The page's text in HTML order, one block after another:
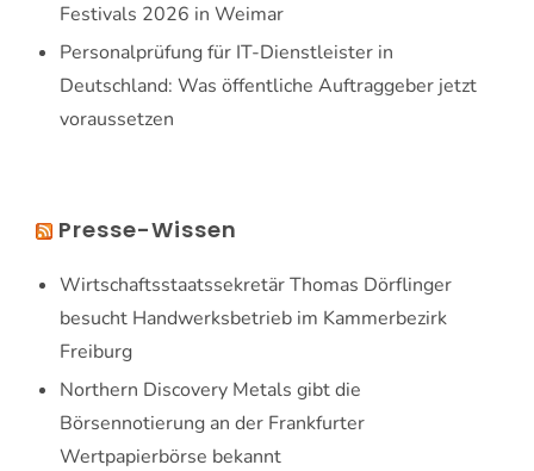
Festivals 2026 in Weimar
Personalprüfung für IT-Dienstleister in
Deutschland: Was öffentliche Auftraggeber jetzt
voraussetzen
Presse-Wissen
Wirtschaftsstaatssekretär Thomas Dörflinger
besucht Handwerksbetrieb im Kammerbezirk
Freiburg
Northern Discovery Metals gibt die
Börsennotierung an der Frankfurter
Wertpapierbörse bekannt